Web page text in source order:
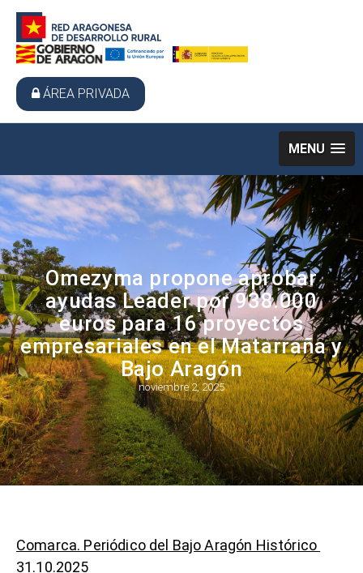
ÁREA PRIVADA
MENU
Omezyma propone aprobar
ayudas Leader por 938.000
euros para 16 proyectos
empresariales en el Matarraña y
Bajo Aragón
noviembre 2, 2025
Comarca. Periódico del Bajo Aragón Histórico
31.10.2025